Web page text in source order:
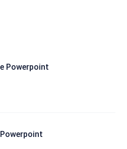
Powerpoint